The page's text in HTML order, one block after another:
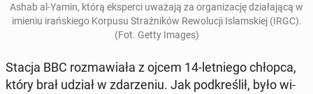
Ashab al-Yamin, którą eks­per­ci uważają za or­ga­ni­za­cję dzia­ła­ją­cą w
imieniu irań­skie­go Korpusu Straż­ni­ków Re­wo­lu­cji Is­lam­skiej (IRGC).
(Fot. Getty Images)
Stacja BBC roz­ma­wia­ła z ojcem 14-let­nie­go chłopca,
który brał udział w zda­rze­niu. Jak pod­kre­ślił, było wi­